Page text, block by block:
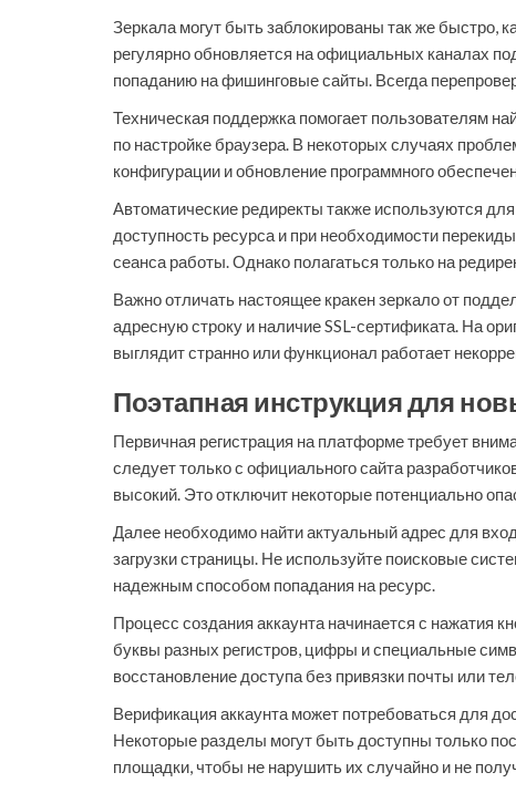
Зеркала могут быть заблокированы так же быстро,
регулярно обновляется на официальных каналах
попаданию на фишинговые сайты. Всегда
Техническая поддержка помогает пользователям
по настройке браузера. В некоторых случаях
конфигурации и обновление программного
Автоматические редиректы также используются
доступность ресурса и при необходимости
сеанса работы. Однако полагаться только на
Важно отличать настоящее кракен зеркало от
адресную строку и наличие SSL-сертификата. На
выглядит странно или функционал работает
Поэтапная инструкция для
Первичная регистрация на платформе требует
следует только с официального сайта
высокий. Это отключит некоторые потенциально
Далее необходимо найти актуальный адрес для
загрузки страницы. Не используйте поисковые
надежным способом попадания на ресурс.
Процесс создания аккаунта начинается с нажатия
буквы разных регистров, цифры и специальные
восстановление доступа без привязки почты или
Верификация аккаунта может потребоваться для
Некоторые разделы могут быть доступны только
площадки, чтобы не нарушить их случайно и не